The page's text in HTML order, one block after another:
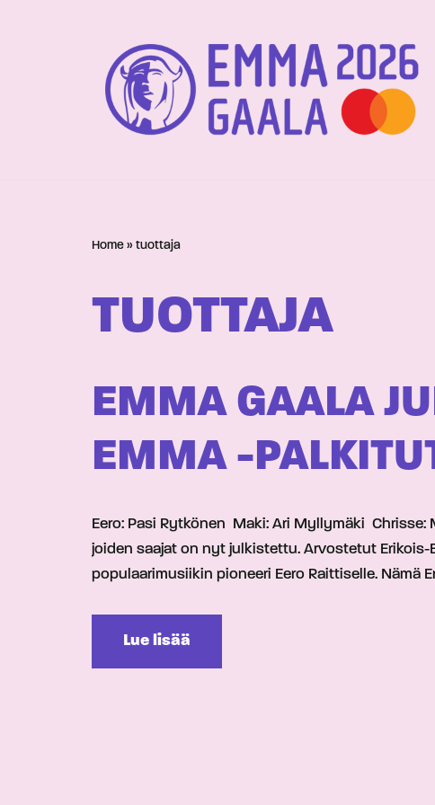
Home » tuottaja
TUOTTAJA
EMMA GAALA
EMMA -
Eero: Pasi Rytkönen Maki: Ari Myllymäki
joiden saajat on nyt julkistettu. Arvostetut
populaarimusiikin pioneeri Eero Raittiselle. Nämä
Lue lisää